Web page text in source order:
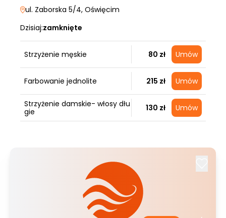
ul. Zaborska 5/4, Oświęcim
Dzisiaj:zamknięte
Strzyżenie męskie 80 zł Umów
Farbowanie jednolite 215 zł Umów
Strzyżenie damskie- włosy dłu
gie
130 zł Umów